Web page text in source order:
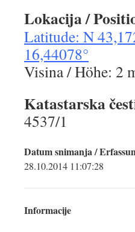
Lokacija/
Latitude: N
16,44078°
Visina / Höhe: 2
Katastarskač
4537/1
Datum snimanja /
28.10.2014 11:07:28
Informacije